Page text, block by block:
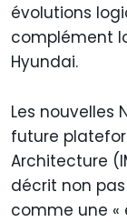
évolutions
complément
Hyundai.
Les nouvelles
future
Architecture
décrit non
comme une «